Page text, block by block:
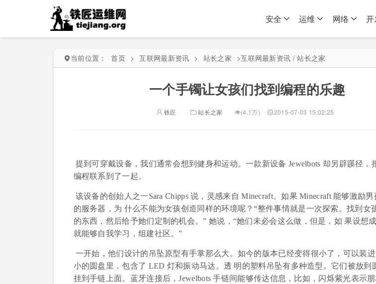
安全 运维 网络
当前位置： 首页 > 互联网最新资讯 > 站长之家 >互联网最新资讯 / 站长之家
一个手镯让女孩们找到编程的乐趣
铁匠 站长之家 (4.1万) 2015-07-03 15:02:25
提到可穿戴设备，我们通常会想到健身和运动。一款新设备 Jewelbots 却另辟蹊径，
编程联系到了一起。
该设备的创始人之一Sara Chipps 说，灵感来自 Minecraft。如果 Minecraft 能够激励
的服务器，为 什么不能为女孩创造同样的环境呢？“整件事情就是一次探索。找到女
的东西，然后给予她们定制的机会。” 她说，“她们未必会这么做，但是，如 果设想
就能够自我学习，组建社区。”
一开始，他们设计的吊坠原型有手掌那么大。如今的版本已经变得很小了，可以装
小的圆盘里，包含了 LED 灯和振动马达。透 明的塑料吊坠有多种造型。它们被放到
挂到手链上面。蓝牙连接后，Jewelbots 手链间能够传达信息，比如，闪烁紫光表示朋